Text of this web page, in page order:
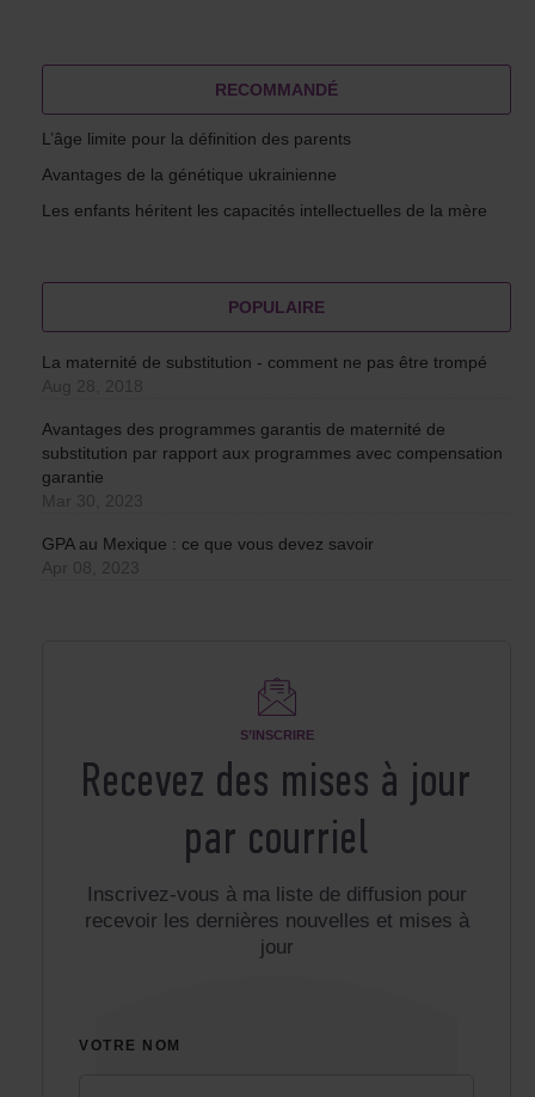
RECOMMANDÉ
L’âge limite pour la définition des parents
Avantages de la génétique ukrainienne
Les enfants héritent les capacités intellectuelles de la mère
POPULAIRE
La maternité de substitution - comment ne pas être trompé
Aug 28, 2018
Avantages des programmes garantis de maternité de
substitution par rapport aux programmes avec compensation
garantie
Mar 30, 2023
GPA au Mexique : ce que vous devez savoir
Apr 08, 2023
S’INSCRIRE
Recevez des mises à jour
par courriel
Inscrivez-vous à ma liste de diffusion pour
recevoir les dernières nouvelles et mises à
jour
VOTRE NOM